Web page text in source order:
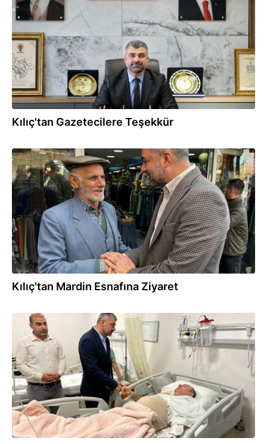
Kılıç'tan Gazetecilere Teşekkür
18.11.2024
Kılıç'tan Mardin Esnafına Ziyaret
17.10.2024